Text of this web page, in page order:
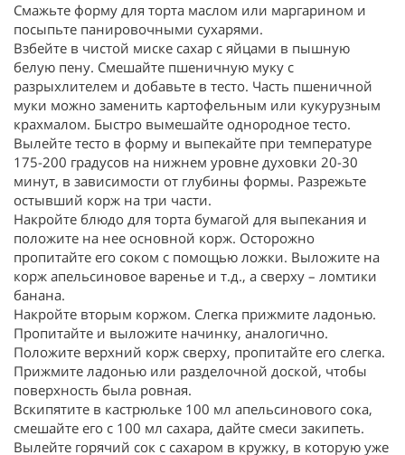
Смажьте форму для торта маслом или маргарином и
посыпьте панировочными сухарями.
Взбейте в чистой миске сахар с яйцами в пышную
белую пену. Смешайте пшеничную муку с
разрыхлителем и добавьте в тесто. Часть пшеничной
муки можно заменить картофельным или кукурузным
крахмалом. Быстро вымешайте однородное тесто.
Вылейте тесто в форму и выпекайте при температуре
175-200 градусов на нижнем уровне духовки 20-30
минут, в зависимости от глубины формы. Разрежьте
остывший корж на три части.
Накройте блюдо для торта бумагой для выпекания и
положите на нее основной корж. Осторожно
пропитайте его соком с помощью ложки. Выложите на
корж апельсиновое варенье и т.д., а сверху – ломтики
банана.
Накройте вторым коржом. Слегка прижмите ладонью.
Пропитайте и выложите начинку, аналогично.
Положите верхний корж сверху, пропитайте его слегка.
Прижмите ладонью или разделочной доской, чтобы
поверхность была ровная.
Вскипятите в кастрюльке 100 мл апельсинового сока,
смешайте его с 100 мл сахара, дайте смеси закипеть.
Вылейте горячий сок с сахаром в кружку, в которую уже